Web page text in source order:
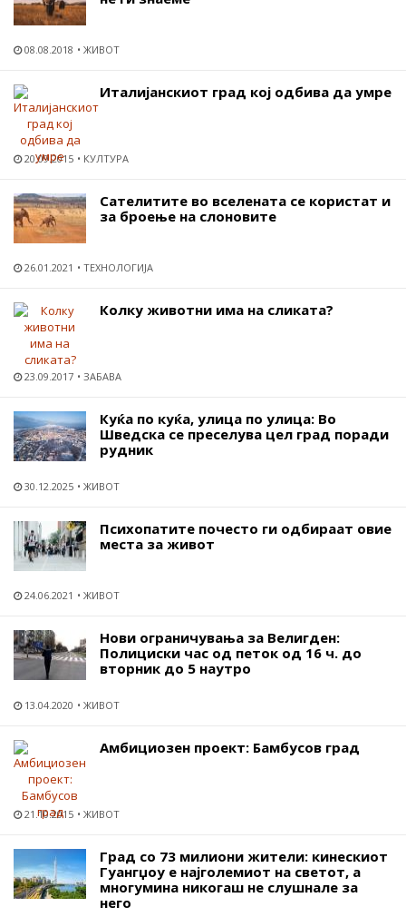
08.08.2018 ЖИВОТ
Италијанскиот град кој одбива да умре
20.09.2015 КУЛТУРА
Сателитите во вселената се користат и
за броење на слоновите
26.01.2021 ТЕХНОЛОГИЈА
Колку животни има на сликата?
23.09.2017 ЗАБАВА
Куќа по куќа, улица по улица: Во
Шведска се преселува цел град поради
рудник
30.12.2025 ЖИВОТ
Психопатите почесто ги одбираат овие
места за живот
24.06.2021 ЖИВОТ
Нови ограничувања за Велигден:
Полициски час од петок од 16 ч. до
вторник до 5 наутро
13.04.2020 ЖИВОТ
Амбициозен проект: Бамбусов град
21.10.2015 ЖИВОТ
Град со 73 милиони жители: кинескиот
Гуангџоу е најголемиот на светот, а
многумина никогаш не слушнале за
него